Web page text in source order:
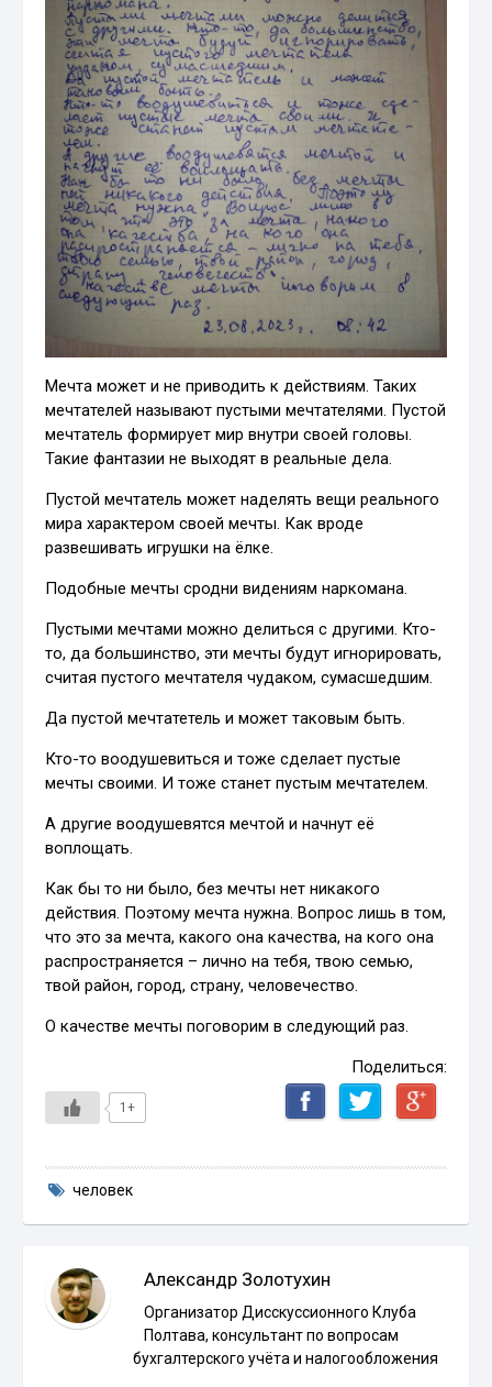
Мечта может и не приводить к действиям. Таких
мечтателей называют пустыми мечтателями. Пустой
мечтатель формирует мир внутри своей головы.
Такие фантазии не выходят в реальные дела.
Пустой мечтатель может наделять вещи реального
мира характером своей мечты. Как вроде
развешивать игрушки на ёлке.
Подобные мечты сродни видениям наркомана.
Пустыми мечтами можно делиться с другими. Кто-
то, да большинство, эти мечты будут игнорировать,
считая пустого мечтателя чудаком, сумасшедшим.
Да пустой мечтатетель и может таковым быть.
Кто-то воодушевиться и тоже сделает пустые
мечты своими. И тоже станет пустым мечтателем.
А другие воодушевятся мечтой и начнут её
воплощать.
Как бы то ни было, без мечты нет никакого
действия. Поэтому мечта нужна. Вопрос лишь в том,
что это за мечта, какого она качества, на кого она
распространяется – лично на тебя, твою семью,
твой район, город, страну, человечество.
О качестве мечты поговорим в следующий раз.
Поделиться:
1+
человек
Александр Золотухин
Организатор Дисскуссионного Клуба
Полтава, консультант по вопросам
бухгалтерского учёта и налогообложения